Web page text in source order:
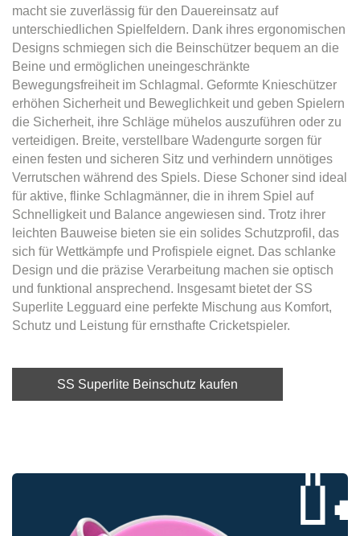
macht sie zuverlässig für den Dauereinsatz auf
unterschiedlichen Spielfeldern. Dank ihres ergonomischen
Designs schmiegen sich die Beinschützer bequem an die
Beine und ermöglichen uneingeschränkte
Bewegungsfreiheit im Schlagmal. Geformte Knieschützer
erhöhen Sicherheit und Beweglichkeit und geben Spielern
die Sicherheit, ihre Schläge mühelos auszuführen oder zu
verteidigen. Breite, verstellbare Wadengurte sorgen für
einen festen und sicheren Sitz und verhindern unnötiges
Verrutschen während des Spiels. Diese Schoner sind ideal
für aktive, flinke Schlagmänner, die in ihrem Spiel auf
Schnelligkeit und Balance angewiesen sind. Trotz ihrer
leichten Bauweise bieten sie ein solides Schutzprofil, das
sich für Wettkämpfe und Profispiele eignet. Das schlanke
Design und die präzise Verarbeitung machen sie optisch
und funktional ansprechend. Insgesamt bietet der SS
Superlite Legguard eine perfekte Mischung aus Komfort,
Schutz und Leistung für ernsthafte Cricketspieler.
SS Superlite Beinschutz kaufen